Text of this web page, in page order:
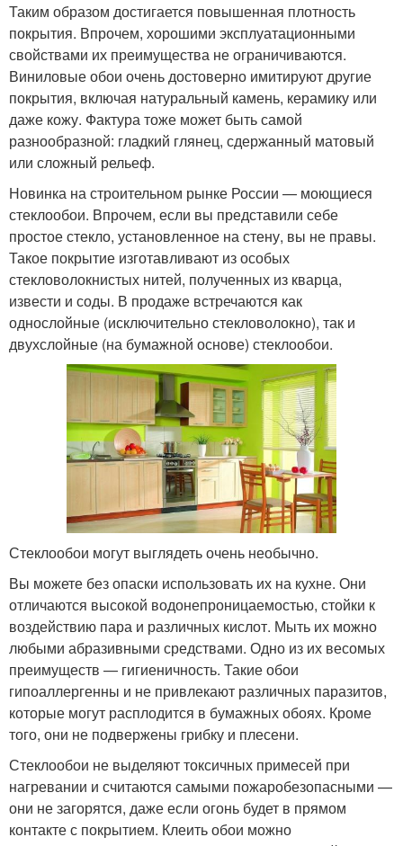
Таким образом достигается повышенная плотность
покрытия. Впрочем, хорошими эксплуатационными
свойствами их преимущества не ограничиваются.
Виниловые обои очень достоверно имитируют другие
покрытия, включая натуральный камень, керамику или
даже кожу. Фактура тоже может быть самой
разнообразной: гладкий глянец, сдержанный матовый
или сложный рельеф.
Новинка на строительном рынке России — моющиеся
стеклообои. Впрочем, если вы представили себе
простое стекло, установленное на стену, вы не правы.
Такое покрытие изготавливают из особых
стекловолокнистых нитей, полученных из кварца,
извести и соды. В продаже встречаются как
однослойные (исключительно стекловолокно), так и
двухслойные (на бумажной основе) стеклообои.
Стеклообои могут выглядеть очень необычно.
Вы можете без опаски использовать их на кухне. Они
отличаются высокой водонепроницаемостью, стойки к
воздействию пара и различных кислот. Мыть их можно
любыми абразивными средствами. Одно из их весомых
преимуществ — гигиеничность. Такие обои
гипоаллергенны и не привлекают различных паразитов,
которые могут расплодится в бумажных обоях. Кроме
того, они не подвержены грибку и плесени.
Стеклообои не выделяют токсичных примесей при
нагревании и считаются самыми пожаробезопасными —
они не загорятся, даже если огонь будет в прямом
контакте с покрытием. Клеить обои можно